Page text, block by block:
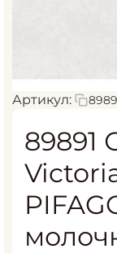
Артикул:
89891